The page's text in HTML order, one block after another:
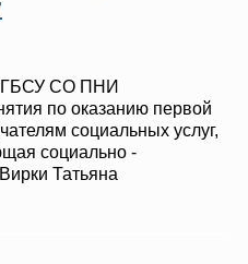
ГБСУ СО ПНИ
по оказанию первой
социальных услуг,
социально -
Татьяна